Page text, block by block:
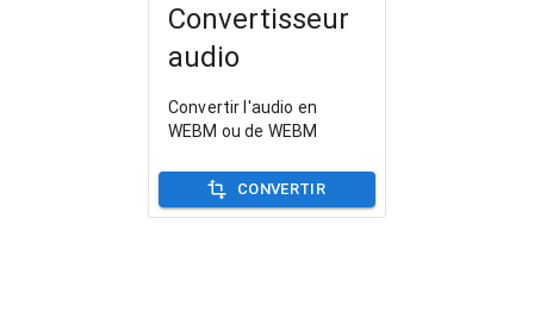
Convertisseur
audio
Convertir l'audio en
WEBM ou de WEBM
CONVERTIR